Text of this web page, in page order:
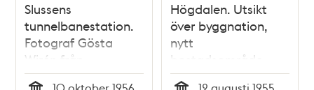
Slussens
tunnelbanestation.
Fotograf Gösta
Wirén från
Stockholms-
Högdalen. Utsikt
över byggnation,
nytt
bostadsområde
anläggs